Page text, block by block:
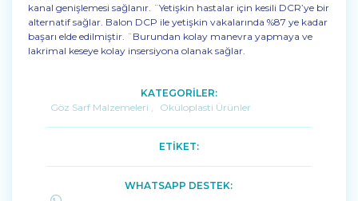
kanal genişlemesi sağlanır. ¨Yetişkin hastalar için kesili DCR’ye bir
alternatif sağlar. Balon DCP ile yetişkin vakalarında %87 ye kadar
başarı elde edilmiştir. ¨Burundan kolay manevra yapmaya ve
lakrimal keseye kolay insersiyona olanak sağlar.
KATEGORİLER:
Göz Sarf Malzemeleri
Oküloplasti Ürünler
ETİKET:
WHATSAPP DESTEK: